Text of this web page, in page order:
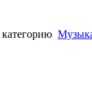
категорию